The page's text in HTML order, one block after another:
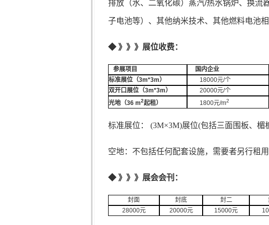
排放（水、二氧化碳）蒸汽/热水锅炉、换流
子电池等）、其他纳米技术、其他燃料电池
◆ 》》》展位收费：
参展项目 国内企业
标准展位（3m*3m） 18000元/个
双开口展位（3m*3m） 20000元/个
光地（36 m2起租） 1800元/m2
标准展位： (3M×3M)展位(包括三面围板、楣
空地：不包括任何配套设施，需要者另行租用
◆ 》》》展会会刊：
封面 封底 封二
28000元 20000元 15000元